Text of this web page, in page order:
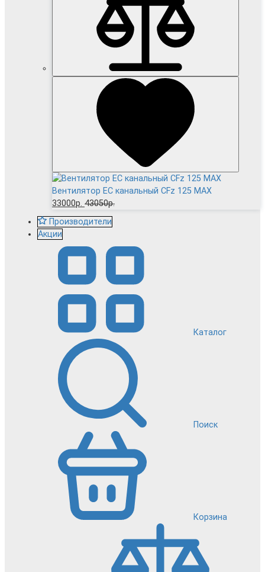
Вентилятор EC канальный CFz 125 MAX
33000р. 43050р.
Производители
Акции
Каталог
Поиск
Корзина